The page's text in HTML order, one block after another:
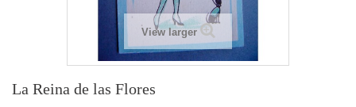
View larger
La Reina de las Flores